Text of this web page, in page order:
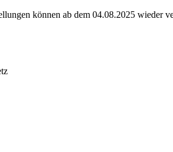
können ab dem 04.08.2025 wieder